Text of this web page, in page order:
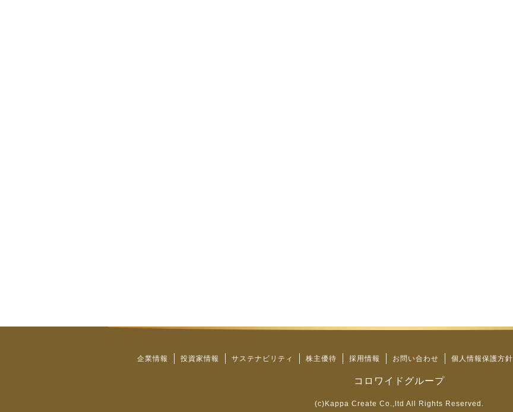
企業情報 投資家情報 サステナビリティ 株主優待 採用情報 お問い合わせ 個人情報保護方針
コロワイドグループ
(c)Kappa Create Co.,ltd All Rights Reserved.